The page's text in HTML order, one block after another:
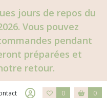
jours de repos du
Vous pouvez
pendant
préparées et
retour.
0 0